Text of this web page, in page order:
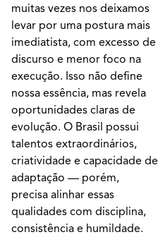
muitas vezes nos deixamos
levar por uma postura mais
imediatista, com excesso de
discurso e menor foco na
execução. Isso não define
nossa essência, mas revela
oportunidades claras de
evolução. O Brasil possui
talentos extraordinários,
criatividade e capacidade de
adaptação — porém,
precisa alinhar essas
qualidades com disciplina,
consistência e humildade.